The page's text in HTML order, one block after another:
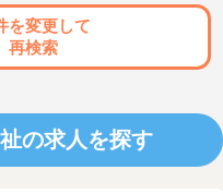
を変更して
再検索
の求人を探す